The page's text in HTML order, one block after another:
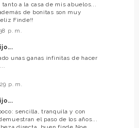
a la casa de mis abuelos...
de bonitas son muy
Finde!!
p. m.
unas ganas infinitas de hacer
p. m.
sencilla, tranquila y con
el paso de los años...